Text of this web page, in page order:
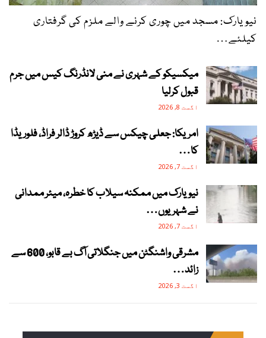
نیویارک: مسجد میں چوری کرنے والے ملزم کی گرفتاری
کیلئے…
میکسیکو کے شہری نے منی لانڈرنگ کیس میں جرم
قبول کرلیا
اگست 8, 2026
امریکا: جعلی چیکس سے ڈیڑھ کروڑ ڈالر فراڈ، فلوریڈا
کا…
اگست 7, 2026
نیویارک میں ممکنہ سیلاب کا خطرہ، میئر ممدانی
نے شہریوں…
اگست 7, 2026
مشرقی واشنگٹن میں جنگلاتی آگ بے قابو، 600 سے
زائد…
اگست 3, 2026